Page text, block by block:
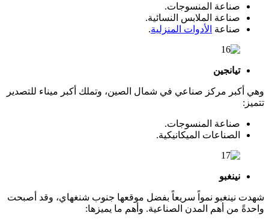
صناعة المنسوجات.
صناعة الملابس النسائية.
صناعة الأدوات المنزلية.
تيانجين
وهي أكبر مركز صناعي في شمال الصين، وتملك أكبر ميناء للتصدير
تتميز:
صناعة المنسوجات.
الصناعات الميكانيكية.
نينغبو
شهدت نينغبو نمواً سريعاً بفضل موقعها جنوب شنغهاي، وقد أصبحت
واحدةً من أهم المدن الصناعية. وأهم ما يميزها: